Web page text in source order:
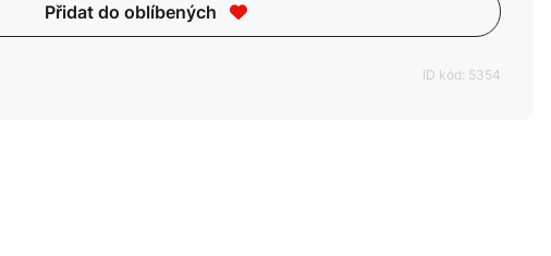
Přidat do oblíbených
ID kód: 5354